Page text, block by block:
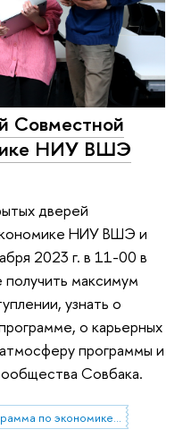
Совместной
НИУ ВШЭ
дверей
НИУ ВШЭ и
2023 г. в 11-00 в
максимум
узнать о
о карьерных
программы и
Совбака.